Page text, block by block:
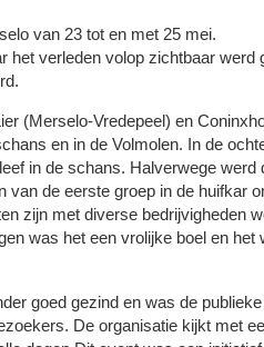
van 23 tot en met 25 mei.
verleden volop zichtbaar werd
(Merselo-Vredepeel) en
en in de Volmolen. In de
in de schans. Halverwege werd
de eerste groep in de huifkar
zijn met diverse bedrijvigheden
was het een vrolijke boel en het
goed gezind en was de publieke
De organisatie kijkt met